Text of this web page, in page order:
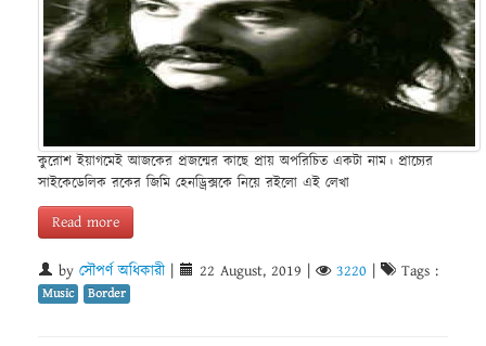
কুরোশ ইয়াগমেই আজকের প্রজন্মের কাছে প্রায় অপরিচিত একটা নাম। প্রাচ্যের
সাইকেডেলিক রকের জিমি হেনড্রিক্সকে নিয়ে রইলো এই লেখা
Read more
by সৌপর্ণ অধিকারী 22 August, 2019 3220 Tags :
Music Border